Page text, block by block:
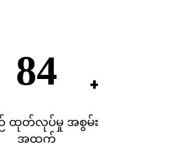
193
ထုတ်လုပ်မှု အစွမ်း
အထက်